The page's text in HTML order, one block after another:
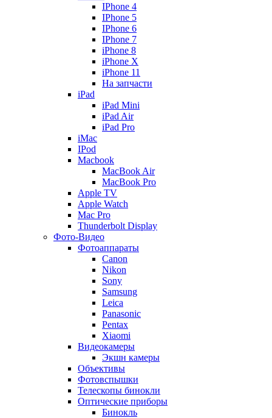
IPhone 4
IPhone 5
IPhone 6
IPhone 7
iPhone 8
iPhone X
iPhone 11
На запчасти
iPad
iPad Mini
iPad Air
iPad Pro
iMac
IPod
Macbook
MacBook Air
MacBook Pro
Apple TV
Apple Watch
Mac Pro
Thunderbolt Display
Фото-Видео
Фотоаппараты
Canon
Nikon
Sony
Samsung
Leica
Panasonic
Pentax
Xiaomi
Видеокамеры
Экшн камеры
Объективы
Фотовспышки
Телескопы бинокли
Оптические приборы
Бинокль